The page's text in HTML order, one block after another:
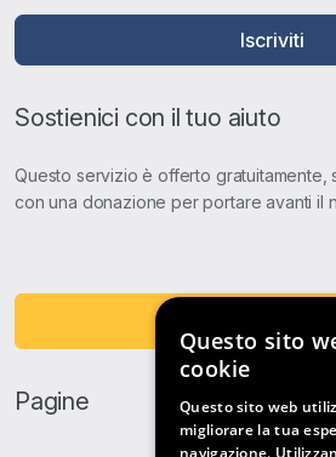
Iscriviti
Sostienici con il tuo aiuto
Questo servizio è offerto gratuitamente,
con una donazione per portare avanti il
Pagine
Questo sito
cookie
Questo sito web
migliorare la tua
navigazione.